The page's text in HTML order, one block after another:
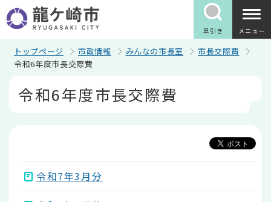
の
ペ
早引き メニュー
トップページ 市政情報 みんなの市長室
市長交際費
令和6年度市長交際費
令和6年度市長交際費
令和7年3月分